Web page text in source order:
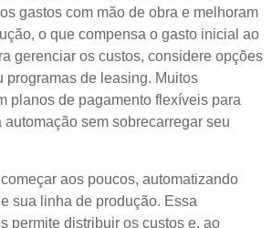
gastos com mão de obra e melhoram
o que compensa o gasto inicial ao
gerenciar os custos, considere opções
programas de leasing. Muitos
planos de pagamento flexíveis para
sem sobrecarregar seu
aos poucos, automatizando
sua linha de produção. Essa
permite distribuir os custos e, ao